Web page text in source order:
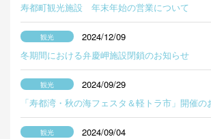
寿都町観光施設 年末年始の営業について
2024/12/09
冬期間における弁慶岬施設閉鎖のお知らせ
2024/09/29
「寿都湾・秋の海フェスタ＆軽トラ市」開催の
2024/09/04